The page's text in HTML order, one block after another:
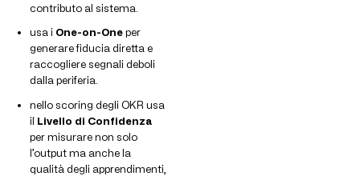
contributo al sistema.
usa i One-on-Oneper
generare fiducia diretta e
raccogliere segnali deboli
dalla periferia.
nello scoring degli OKR usa
il Livello di Confidenza
per misurare non solo
l’output ma anche la
qualità degli apprendimenti,